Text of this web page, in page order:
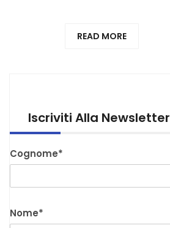
READ MORE
Iscriviti Alla Newsletter
Cognome*
Nome*